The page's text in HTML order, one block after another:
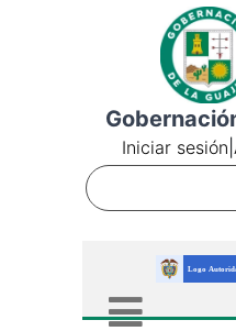
Iniciar sesión